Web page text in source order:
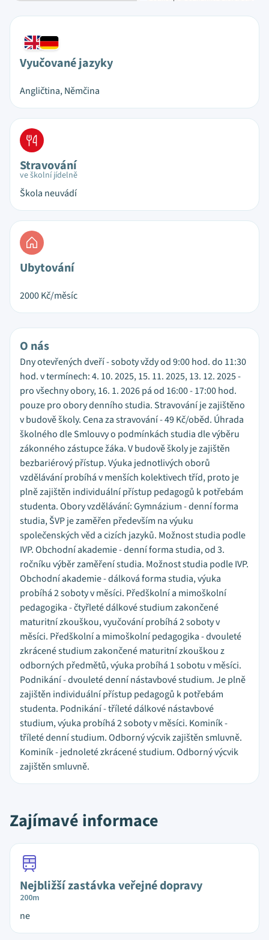
Vyučované jazyky
Angličtina, Němčina
Stravování
ve školní jídelně
Škola neuvádí
Ubytování
2000Kč/měsíc
O nás
Dny otevřených dveří - soboty vždy od 9:00 hod. do 11:30
hod. v termínech: 4. 10. 2025, 15. 11. 2025, 13. 12. 2025 -
pro všechny obory, 16. 1. 2026 pá od 16:00 - 17:00 hod.
pouze pro obory denního studia. Stravování je zajištěno
v budově školy. Cena za stravování - 49 Kč/oběd. Úhrada
školného dle Smlouvy o podmínkách studia dle výběru
zákonného zástupce žáka. V budově školy je zajištěn
bezbariérový přístup. Výuka jednotlivých oborů
vzdělávání probíhá v menších kolektivech tříd, proto je
plně zajištěn individuální přístup pedagogů k potřebám
studenta. Obory vzdělávání: Gymnázium - denní forma
studia, ŠVP je zaměřen především na výuku
společenských věd a cizích jazyků. Možnost studia podle
IVP. Obchodní akademie - denní forma studia, od 3.
ročníku výběr zaměření studia. Možnost studia podle IVP.
Obchodní akademie - dálková forma studia, výuka
probíhá 2 soboty v měsíci. Předškolní a mimoškolní
pedagogika - čtyřleté dálkové studium zakončené
maturitní zkouškou, vyučování probíhá 2 soboty v
měsíci. Předškolní a mimoškolní pedagogika - dvouleté
zkrácené studium zakončené maturitní zkouškou z
odborných předmětů, výuka probíhá 1 sobotu v měsíci.
Podnikání - dvouleté denní nástavbové studium. Je plně
zajištěn individuální přístup pedagogů k potřebám
studenta. Podnikání - tříleté dálkové nástavbové
studium, výuka probíhá 2 soboty v měsíci. Kominík -
tříleté denní studium. Odborný výcvik zajištěn smluvně.
Kominík - jednoleté zkrácené studium. Odborný výcvik
zajištěn smluvně.
Zajímavé informace
Nejbližší zastávka veřejné dopravy
200m
ne